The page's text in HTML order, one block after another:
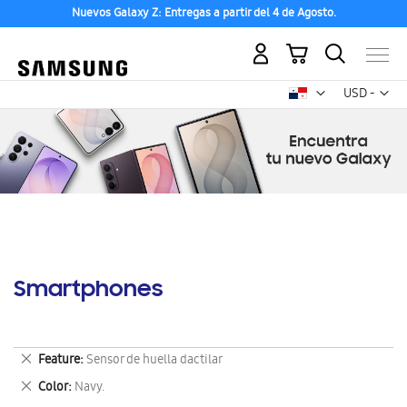
Nuevos Galaxy Z: Entregas a partir del 4 de Agosto.
USD -
dólar
Mi carrito
Smartphones
Feature Sensor de huella dactilar
Eliminar
este
artículo
Color Navy.
Eliminar